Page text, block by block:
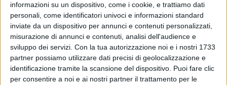
informazioni su un dispositivo, come i cookie, e trattiamo dati
personali, come identificatori univoci e informazioni standard
inviate da un dispositivo per annunci e contenuti personalizzati,
misurazione di annunci e contenuti, analisi dell'audience e
sviluppo dei servizi. Con la tua autorizzazione noi e i nostri 1733
partner possiamo utilizzare dati precisi di geolocalizzazione e
identificazione tramite la scansione del dispositivo. Puoi fare clic
per consentire a noi e ai nostri partner il trattamento per le
La cantanteinterverrà al Palazzo di Vetro giovedì
22 febbraio, per un’iniziativa dal titolo “Le arti per la
cittadinanza globale”, all’interno del grande evento
GCMUN
(Global Citizens Model United Nations)
organizzato anche quest’anno a New York
Lo speech di BigMama, in particolare, affronterà il